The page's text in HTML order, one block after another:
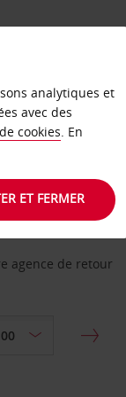
agence de retour
analytiques et
avec des
cookies. En
ET FERMER